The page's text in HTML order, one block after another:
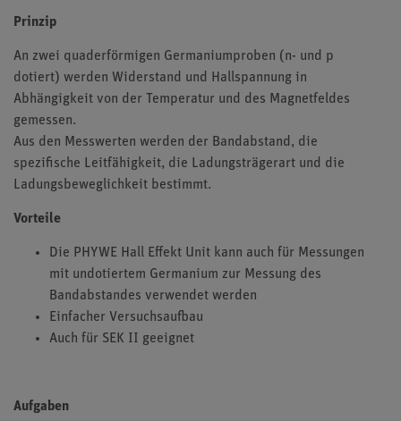
Prinzip
An zwei quaderförmigen Germaniumproben (n- und p
dotiert) werden Widerstand und Hallspannung in
Abhängigkeit von der Temperatur und des Magnetfeldes
gemessen.
Aus den Messwerten werden der Bandabstand, die
spezifische Leitfähigkeit, die Ladungsträgerart und die
Ladungsbeweglichkeit bestimmt.
Vorteile
Die PHYWE Hall Effekt Unit kann auch für Messungen
mit undotiertem Germanium zur Messung des
Bandabstandes verwendet werden
Einfacher Versuchsaufbau
Auch für SEK II geeignet
Aufgaben